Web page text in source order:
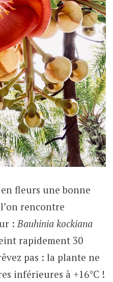
fleurs une bonne
rencontre
:Bauhinia kockiana
rapidement 30
pas : la plante ne
inférieures à +16°C !